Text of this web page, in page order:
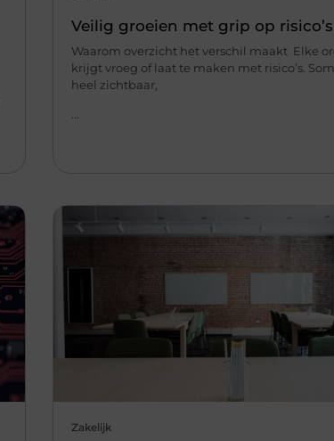
Veilig groeien met grip op risico’s
Waarom overzicht het verschil maakt Elke
krijgt vroeg of laat te maken met risico’s.
heel zichtbaar,
...
Zakelijk